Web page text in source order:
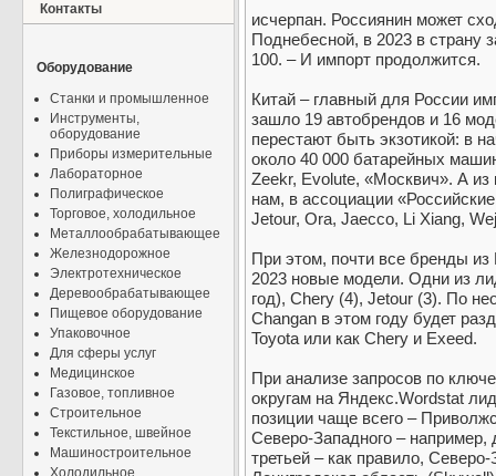
Контакты
Оборудование
Станки и промышленное
Инструменты,
оборудование
Приборы измерительные
Лабораторное
Полиграфическое
Торговое, холодильное
Металлообрабатывающее
Железнодорожное
Электротехническое
Деревообрабатывающее
Пищевое оборудование
Упаковочное
Для сферы услуг
Медицинское
Газовое, топливное
Строительное
Текстильное, швейное
Машиностроительное
Холодильное
исчерпан. Россиянин может
Поднебесной, в 2023 в страну
100. – И импорт продолжится.
Китай – главный для России
зашло 19 автобрендов и 16
перестают быть экзотикой: в
около 40 000 батарейных
Zeekr, Evolute, «Москвич». А
нам, в ассоциации
Jetour, Ora, Jaecco, Li Xiang,
При этом, почти все бренды
2023 новые модели. Одни из
год), Chery (4), Jetour (3). По
Changan в этом году будет
Toyota или как Chery и Exeed.
При анализе запросов по
округам на Яндекс.Wordstat
позиции чаще всего –
Северо-Западного –
третьей – как правило,